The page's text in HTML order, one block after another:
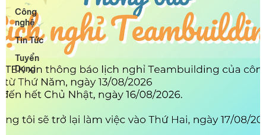
Công
nghệ
Tin Tức
Tuyển
Dụng